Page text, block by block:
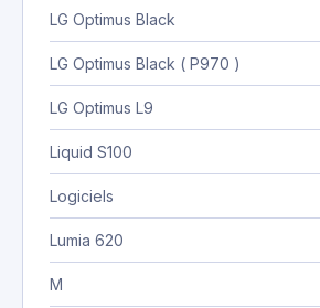
LG Optimus Black
LG Optimus Black ( P970 )
LG Optimus L9
Liquid S100
Logiciels
Lumia 620
M